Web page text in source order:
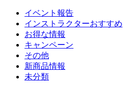
イベント報告
インストラクターおすすめ
お得な情報
キャンペーン
その他
新商品情報
未分類